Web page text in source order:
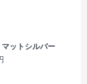
ットシルバー